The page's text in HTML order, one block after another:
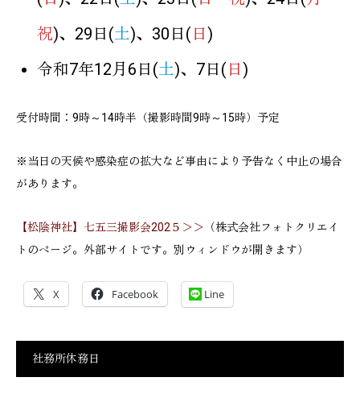
祝)、29日(土)、30日( 日)
令和7年12月6日(土)、7日( 日)
受付時間：9時～14時半（撮影時間9時～15時）予定
※当日の天候や感染症の拡大など事由により予告なく中止の場合
があります。
【松陰神社】七五三撮影会202５＞＞ （株式会社フォトクリエイ
トのページ。外部サイトです。別ウィンドウが開きます）
X Facebook Line
社務所休務日